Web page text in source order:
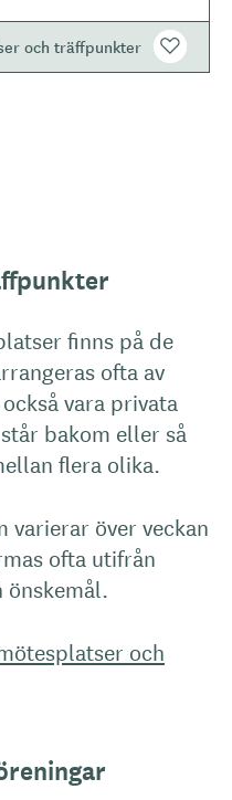
och träffpunkter
finns på de
ofta av
vara privata
bakom eller så
flera olika.
varierar över veckan
ofta utifrån
önskemål.
och